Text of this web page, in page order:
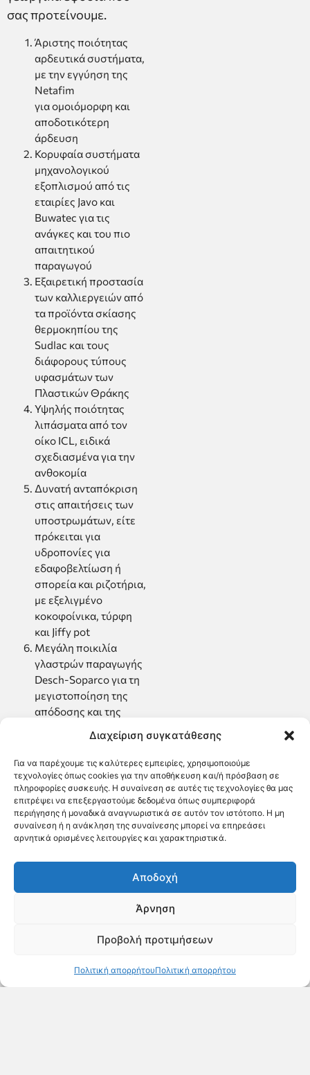
Διαχείριση συγκατάθεσης
Για να παρέχουμε τις καλύτερες εμπειρίες, χρησιμοποιούμε
τεχνολογίες όπως cookies για την αποθήκευση και/ή πρόσβαση σε
πληροφορίες συσκευής. Η συναίνεση σε αυτές τις τεχνολογίες θα μας
επιτρέψει να επεξεργαστούμε δεδομένα όπως συμπεριφορά
περιήγησης ή μοναδικά αναγνωριστικά σε αυτόν τον ιστότοπο. Η μη
συναίνεση ή η ανάκληση της συναίνεσης μπορεί να επηρεάσει
αρνητικά ορισμένες λειτουργίες και χαρακτηριστικά.
Αποδοχή
Άρνηση
Προβολή προτιμήσεων
Πολιτική απορρήτουΠολιτική απορρήτου
σας προτείνουμε.
Άριστης ποιότητας
αρδευτικά συστήματα,
με την εγγύηση της
Νetafim
για ομοιόμορφη και
αποδοτικότερη
άρδευση
Κορυφαία συστήματα
μηχανολογικού
εξοπλισμού από τις
εταιρίες Javo και
Buwatec για τις
ανάγκες και του πιο
απαιτητικού
παραγωγού
Εξαιρετική προστασία
των καλλιεργειών από
τα προϊόντα σκίασης
θερμοκηπίου της
Sudlac και τους
διάφορους τύπους
υφασμάτων των
Πλαστικών Θράκης
Υψηλής ποιότητας
λιπάσματα από τον
οίκο ΙCL, ειδικά
σχεδιασμένα για την
ανθοκομία
Δυνατή ανταπόκριση
στις απαιτήσεις των
υποστρωμάτων, είτε
πρόκειται για
υδροπονίες για
εδαφοβελτίωση ή
σπορεία και ριζοτήρια,
με εξελιγμένο
κοκοφοίνικα, τύρφη
και Jiffy pot
Mεγάλη ποικιλία
γλαστρών παραγωγής
Desch-Soparco για τη
μεγιστοποίηση της
απόδοσης και της
θερμοκηπιακών φυτών
κατάλογο